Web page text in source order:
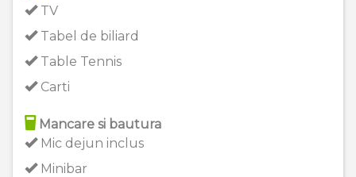
TV
Tabel de biliard
Table Tennis
Carti
Mancare si bautura
Mic dejun inclus
Minibar